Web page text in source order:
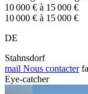
10 000 € à 15 000 €
10 000 € à 15 000 €
DE
Stahnsdorf
mail Nous contacter
Eye-catcher